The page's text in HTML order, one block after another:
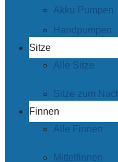
Akku Pumpen
Handpumpen
Sitze
Alle Sitze
Sitze zum
Finnen
Alle Finnen
Mittelfinnen